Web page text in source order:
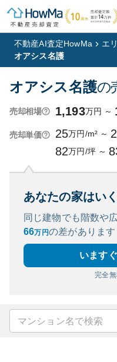
不動産AI査定HowMa エ
オアシス名護
オアシス名護の
売却相場 1,193万円 ～
売却単価 25万円/m² ～
82万円/坪 ～
あなたの家はい
同じ建物でも階数や
66万円の差があります
います
完全